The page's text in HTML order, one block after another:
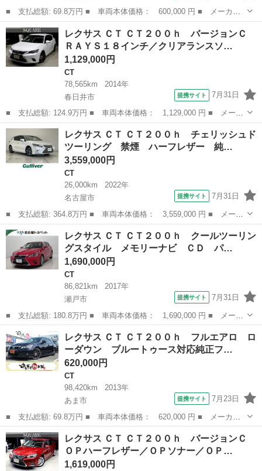
■ 支払総額: 69.8万円 ■ 車両本体価格： 600,000 円 ■ メーカー
名： レクサス ■ 車種名： ＣＴ ■ グレード名： ＣＴ２００
ｈ バージョンＣ 車検２年付 禁煙 メーカーＨＤＤナビ バック
モニター クル...
愛知 海部郡 CT
レクサス ＣＴ ＣＴ２００ｈ バージョンＣ
ＲＡＹＳ１８インチ／クリアランスソ…
1,129,000円
CT
78,565km
2014年
春日井市
提携サイト 7月31日
■ 支払総額: 124.9万円 ■ 車両本体価格： 1,129,000 円 ■ メーカ
ー名： レクサス ■ 車種名： ＣＴ ■ グレード名： ＣＴ２００
ｈ バージョンＣ ＲＡＹＳ１８インチ／クリアランスソナー／ＴＶ
キャン／...
愛知 春日井市
レクサス ＣＴ ＣＴ２００ｈ チェリッシュド
ツーリング 禁煙 ハーフレザー 純…
3,559,000円
CT
26,000km
2022年
名古屋市
提携サイト 7月31日
■ 支払総額: 364.8万円 ■ 車両本体価格： 3,559,000 円 ■ メーカ
ー名： レクサス ■ 車種名： ＣＴ ■ グレード名： ＣＴ２００
ｈ チェリッシュドツーリング 禁煙 ハーフレザー 純正１０型ナ
ビ バッ...
愛知 名古屋市
レクサス ＣＴ ＣＴ２００ｈ クールツーリン
グスタイル メモリーナビ ＣＤ パ…
1,690,000円
CT
86,821km
2017年
瀬戸市
提携サイト 7月31日
■ 支払総額: 180.8万円 ■ 車両本体価格： 1,690,000 円 ■ メーカ
ー名： レクサス ■ 車種名： ＣＴ ■ グレード名： ＣＴ２００
ｈ クールツーリングスタイル メモリーナビ ＣＤ パワーシー
ト 盗難防...
愛知 瀬戸市 CT
レクサス ＣＴ ＣＴ２００ｈ フルエアロ ロ
ーダウン ブルートゥース対応純正フ…
620,000円
CT
98,420km
2013年
あま市
提携サイト 7月23日
■ 支払総額: 69.8万円 ■ 車両本体価格： 620,000 円 ■ メーカー
名： レクサス ■ 車種名： ＣＴ ■ グレード名： ＣＴ２００
ｈ フルエアロ ローダウン ブルートゥース対応純正フルセグナ
ビ バックカメラ...
愛知 あま市 CT
レクサス ＣＴ ＣＴ２００ｈ バージョンＣ
ＯＰハーフレザー／ＯＰソナー／ＯＰ…
1,619,000円